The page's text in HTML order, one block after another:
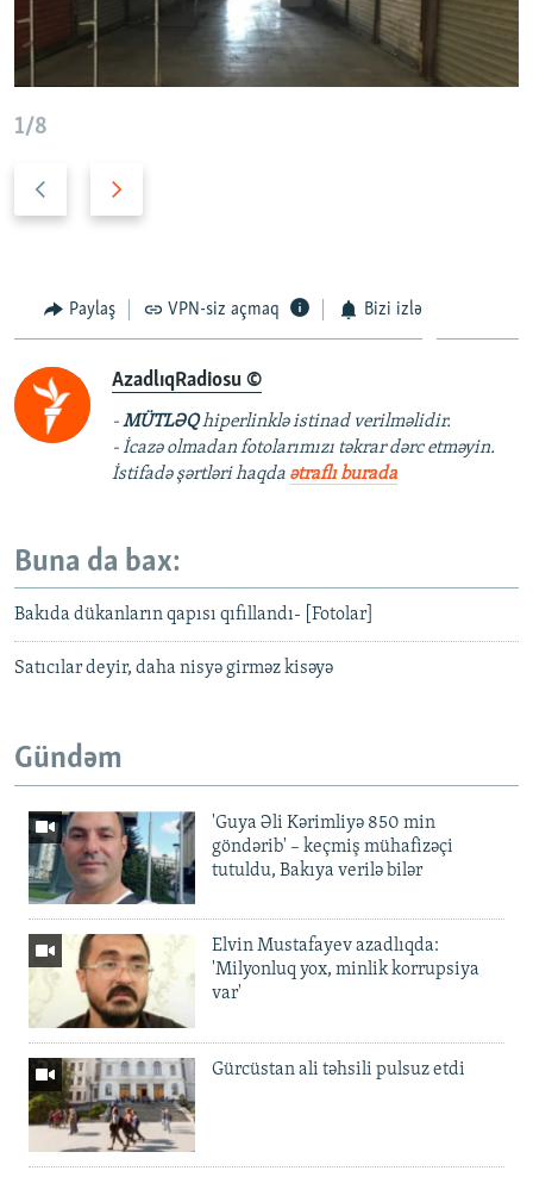
1/8
l
a
ə
t
l
Paylaş VPN-siz açmaq Bizi izlə
AzadlıqRadiosu ©
-MÜTLƏQhiperlinklə istinad verilməlidir.
- İcazə olmadan fotolarımızı təkrar dərc etməyin.
İstifadə şərtləri haqda ətraflı burada
Buna da bax:
Bakıda dükanların qapısı qıfıllandı- [Fotolar]
Satıcılar deyir, daha nisyə girməz kisəyə
Gündəm
'Guya Əli Kərimliyə 850 min
göndərib' – keçmiş mühafizəçi
tutuldu, Bakıya verilə bilər
Elvin Mustafayev azadlıqda:
'Milyonluq yox, minlik korrupsiya
var'
Gürcüstan ali təhsili pulsuz etdi